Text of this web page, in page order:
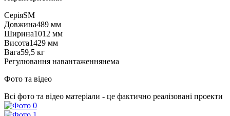
СеріяSM
Довжина489 мм
Ширина1012 мм
Висота1429 мм
Вага59,5 кг
Регулювання навантаженнянема
Фото та відео
Всі фото та відео матеріали - це фактично реалізовані проекти